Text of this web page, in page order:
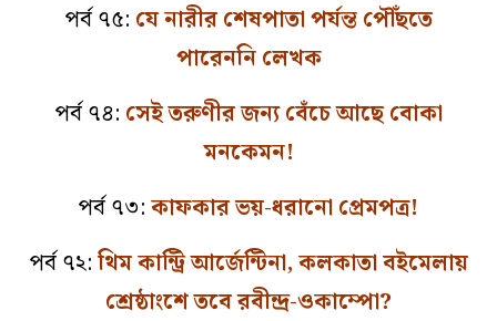
পর্ব ৭৫: যে নারীর শেষপাতা পর্যন্ত পৌঁছতে
পারেননি লেখক
পর্ব ৭৪: সেই তরুণীর জন্য বেঁচে আছে বোকা
মনকেমন!
পর্ব ৭৩:কাফকার ভয়-ধরানো প্রেমপত্র!
পর্ব ৭২:থিম কান্ট্রি আর্জেন্টিনা, কলকাতা বইমেলায়
শ্রেষ্ঠাংশে তবে রবীন্দ্র-ওকাম্পো?